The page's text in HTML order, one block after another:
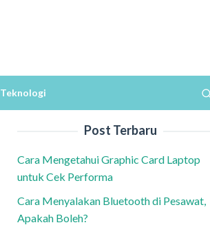
Teknologi
Post Terbaru
Cara Mengetahui Graphic Card Laptop
untuk Cek Performa
Cara Menyalakan Bluetooth di Pesawat,
Apakah Boleh?